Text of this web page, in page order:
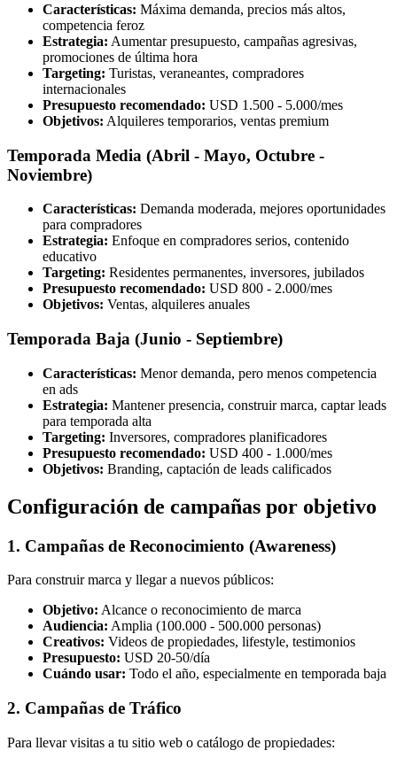
Características: Máxima demanda, precios más altos,
competencia feroz
Estrategia: Aumentar presupuesto, campañas agresivas,
promociones de última hora
Targeting: Turistas, veraneantes, compradores
internacionales
Presupuesto recomendado: USD 1.500 - 5.000/mes
Objetivos: Alquileres temporarios, ventas premium
Temporada Media (Abril - Mayo, Octubre -
Noviembre)
Características: Demanda moderada, mejores oportunidades
para compradores
Estrategia: Enfoque en compradores serios, contenido
educativo
Targeting: Residentes permanentes, inversores, jubilados
Presupuesto recomendado: USD 800 - 2.000/mes
Objetivos: Ventas, alquileres anuales
Temporada Baja (Junio - Septiembre)
Características: Menor demanda, pero menos competencia
en ads
Estrategia: Mantener presencia, construir marca, captar leads
para temporada alta
Targeting: Inversores, compradores planificadores
Presupuesto recomendado: USD 400 - 1.000/mes
Objetivos: Branding, captación de leads calificados
Configuración de campañas por objetivo
1. Campañas de Reconocimiento (Awareness)
Para construir marca y llegar a nuevos públicos:
Objetivo: Alcance o reconocimiento de marca
Audiencia: Amplia (100.000 - 500.000 personas)
Creativos: Videos de propiedades, lifestyle, testimonios
Presupuesto: USD 20-50/día
Cuándo usar: Todo el año, especialmente en temporada baja
2. Campañas de Tráfico
Para llevar visitas a tu sitio web o catálogo de propiedades: